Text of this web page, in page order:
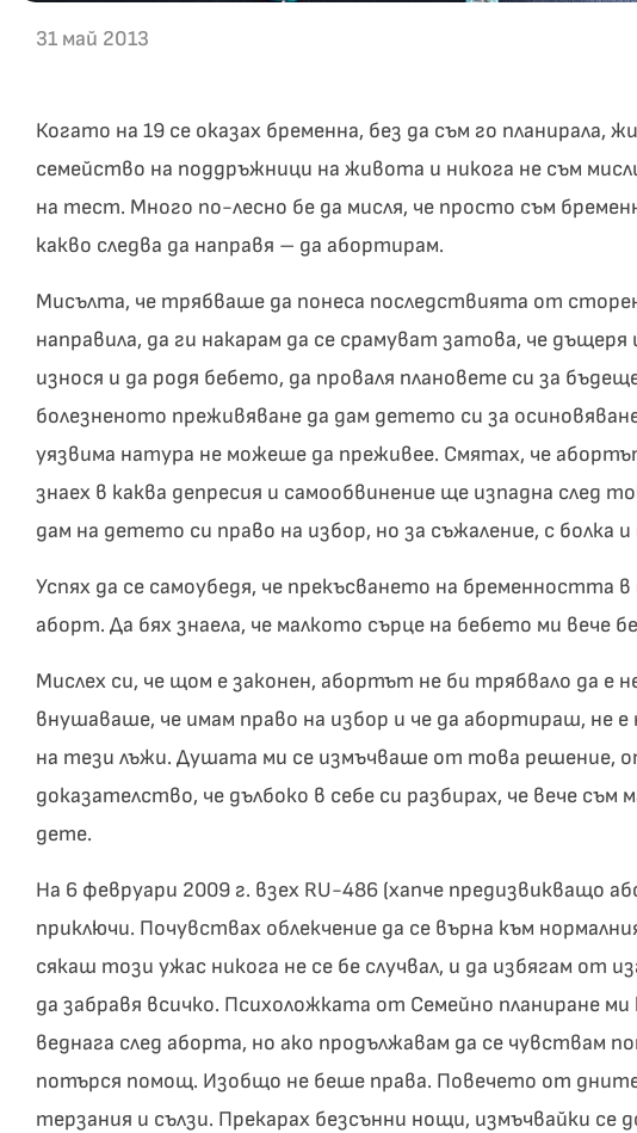
31 май 2013
Когато на 19 се оказах бременна, без да съм го планирала,
семейство на поддръжници на живота и никога не съм
на тест. Много по-лесно бе да мисля, че просто съм
какво следва да направя – да абортирам.
Мисълта, че трябваше да понеса последствията от
направила, да ги накарам да се срамуват затова, че дъщеря
износя и да родя бебето, да проваля плановете си за
болезненото преживяване да дам детето си за
уязвима натура не можеше да преживее. Смятах, че
знаех в каква депресия и самообвинение ще изпадна след
дам на детето си право на избор, но за съжаление, с болка
Успях да се самоубедя, че прекъсването на бременността
аборт. Да бях знаела, че малкото сърце на бебето ми вече
Мислех си, че щом е законен, абортът не би трябвало да
внушаваше, че имам право на избор и че да абортираш, не е
на тези лъжи. Душата ми се измъчваше от това решение,
доказателство, че дълбоко в себе си разбирах, че вече
дете.
На 6 февруари 2009 г. взех RU-486 (хапче предизвикващо
приключи. Почувствах облекчение да се върна към
сякаш този ужас никога не се бе случвал, и да избягам от
да забравя всичко. Психоложката от Семейно планиране
веднага след аборта, но ако продължавам да се чувствам
потърся помощ. Изобщо не беше права. Повечето от дните
терзания и сълзи. Прекарах безсънни нощи, измъчвайки